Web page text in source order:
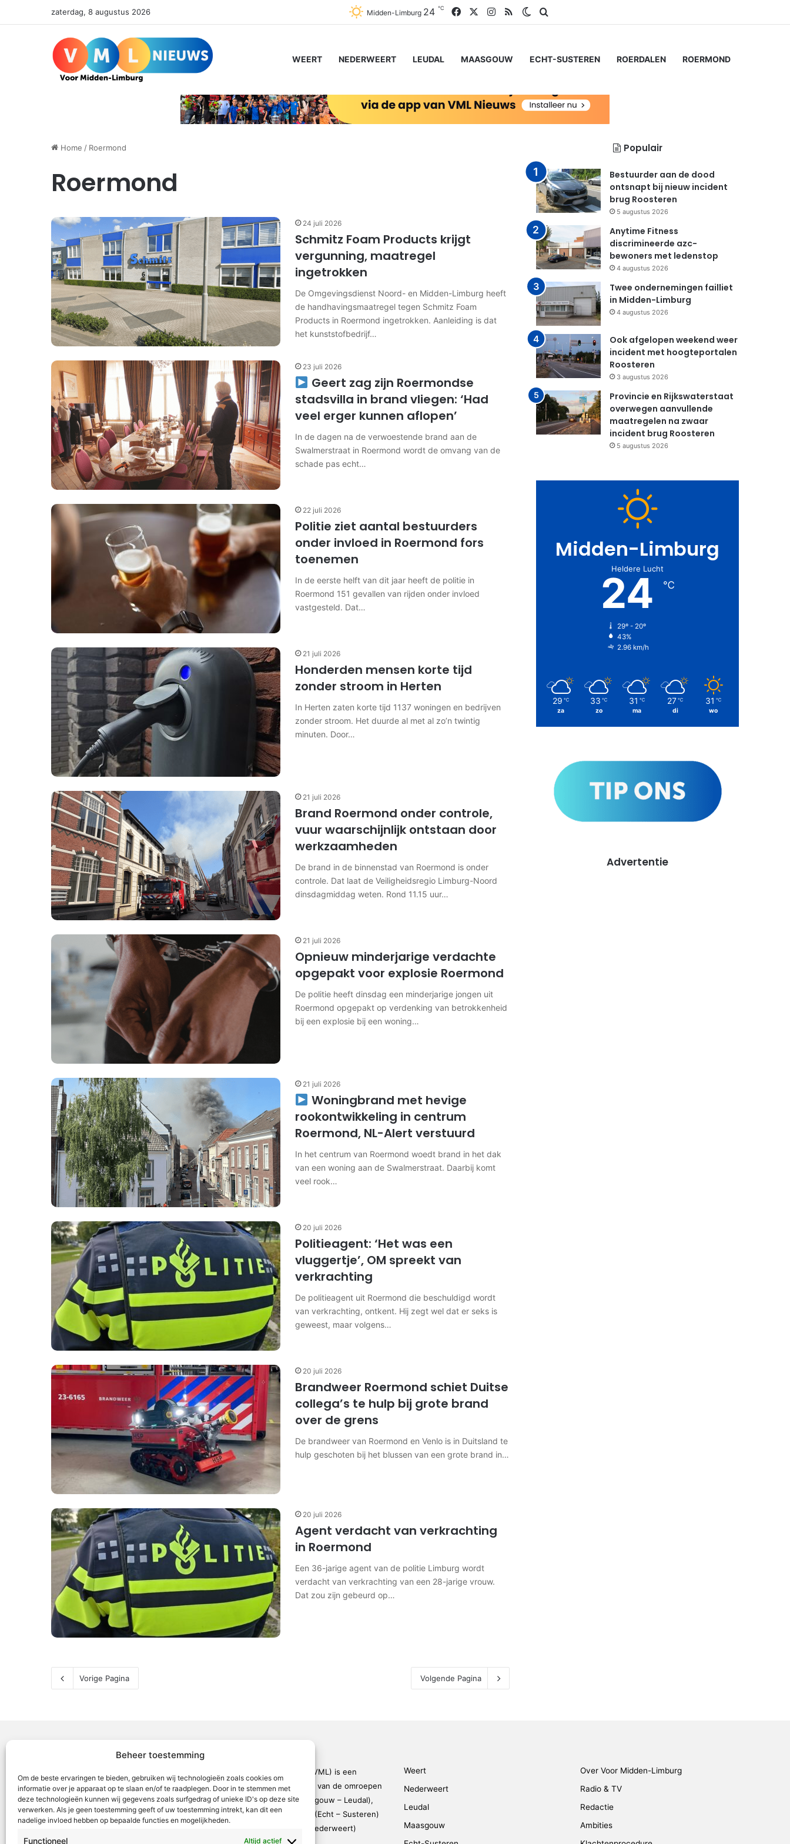
Beheer toestemming
Om de beste ervaringen te bieden, gebruiken wij technologieën zoals cookies om
informatie over je apparaat op te slaan en/of te raadplegen. Door in te stemmen met
deze technologieën kunnen wij gegevens zoals surfgedrag of unieke ID's op deze site
verwerken. Als je geen toestemming geeft of uw toestemming intrekt, kan dit een
nadelige invloed hebben op bepaalde functies en mogelijkheden.
Functioneel Altijd actief
zaterdag, 8 augustus 2026 Midden-Limburg 24 ℃ FacebookInstagram
RSSSwitch skin
WEERT NEDERWEERT LEUDAL MAASGOUW ECHT-SUSTEREN ROERDALEN ROERMOND
Home / Roermond
Roermond
24 juli 2026
Schmitz Foam Products krijgt
vergunning, maatregel
ingetrokken
De Omgevingsdienst Noord- en Midden-Limburg heeft
de handhavingsmaatregel tegen Schmitz Foam
Products in Roermond ingetrokken. Aanleiding is dat
het kunststofbedrijf…
23 juli 2026
Geert zag zijn Roermondse
stadsvilla in brand vliegen: ‘Had
veel erger kunnen aflopen’
In de dagen na de verwoestende brand aan de
Swalmerstraat in Roermond wordt de omvang van de
schade pas echt…
22 juli 2026
Politie ziet aantal bestuurders
onder invloed in Roermond fors
toenemen
In de eerste helft van dit jaar heeft de politie in
Roermond 151 gevallen van rijden onder invloed
vastgesteld. Dat…
21 juli 2026
Honderden mensen korte tijd
zonder stroom in Herten
In Herten zaten korte tijd 1137 woningen en bedrijven
zonder stroom. Het duurde al met al zo’n twintig
minuten. Door…
21 juli 2026
Brand Roermond onder controle,
vuur waarschijnlijk ontstaan door
werkzaamheden
De brand in de binnenstad van Roermond is onder
controle. Dat laat de Veiligheidsregio Limburg-Noord
dinsdagmiddag weten. Rond 11.15 uur…
21 juli 2026
Opnieuw minderjarige verdachte
opgepakt voor explosie Roermond
De politie heeft dinsdag een minderjarige jongen uit
Roermond opgepakt op verdenking van betrokkenheid
bij een explosie bij een woning…
21 juli 2026
Woningbrand met hevige
rookontwikkeling in centrum
Roermond, NL-Alert verstuurd
In het centrum van Roermond woedt brand in het dak
van een woning aan de Swalmerstraat. Daarbij komt
veel rook…
20 juli 2026
Politieagent: ‘Het was een
vluggertje’, OM spreekt van
verkrachting
De politieagent uit Roermond die beschuldigd wordt
van verkrachting, ontkent. Hij zegt wel dat er seks is
geweest, maar volgens…
20 juli 2026
Brandweer Roermond schiet Duitse
collega’s te hulp bij grote brand
over de grens
De brandweer van Roermond en Venlo is in Duitsland te
hulp geschoten bij het blussen van een grote brand in…
20 juli 2026
Agent verdacht van verkrachting
in Roermond
Een 36-jarige agent van de politie Limburg wordt
verdacht van verkrachting van een 28-jarige vrouw.
Dat zou zijn gebeurd op…
Vorige Pagina Volgende Pagina
Populair
Bestuurder aan de dood
ontsnapt bij nieuw incident
brug Roosteren
5 augustus 2026
Anytime Fitness
discrimineerde azc-
bewoners met ledenstop
4 augustus 2026
Twee ondernemingen failliet
in Midden-Limburg
4 augustus 2026
Ook afgelopen weekend weer
incident met hoogteportalen
Roosteren
3 augustus 2026
Provincie en Rijkswaterstaat
overwegen aanvullende
maatregelen na zwaar
incident brug Roosteren
5 augustus 2026
Midden-Limburg
Heldere Lucht
24 ℃
29º - 20º
43%
2.96 km/h
29 ℃
za
33 ℃
zo
31 ℃
ma
27 ℃
di
31 ℃
wo
Advertentie
Voor Midden-Limburg (VML) is een
samenwerkingsverband van de omroepen
ML5 (Roermond – Maasgouw – Leudal),
OR6 (Roerdalen), SOL2 (Echt – Susteren)
en WeertFM (Weert – Nederweert)
Weert
Nederweert
Leudal
Maasgouw
Over Voor Midden-Limburg
Radio & TV
Redactie
Ambities